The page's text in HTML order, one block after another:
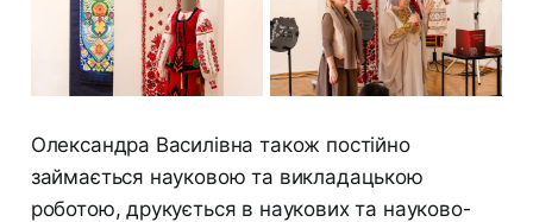
Олександра Василівна також постійно
займається науковою та викладацькою
роботою, друкується в наукових та науково-